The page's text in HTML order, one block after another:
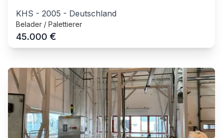
KHS - 2005 - Deutschland
Belader / Palettierer
45.000 €